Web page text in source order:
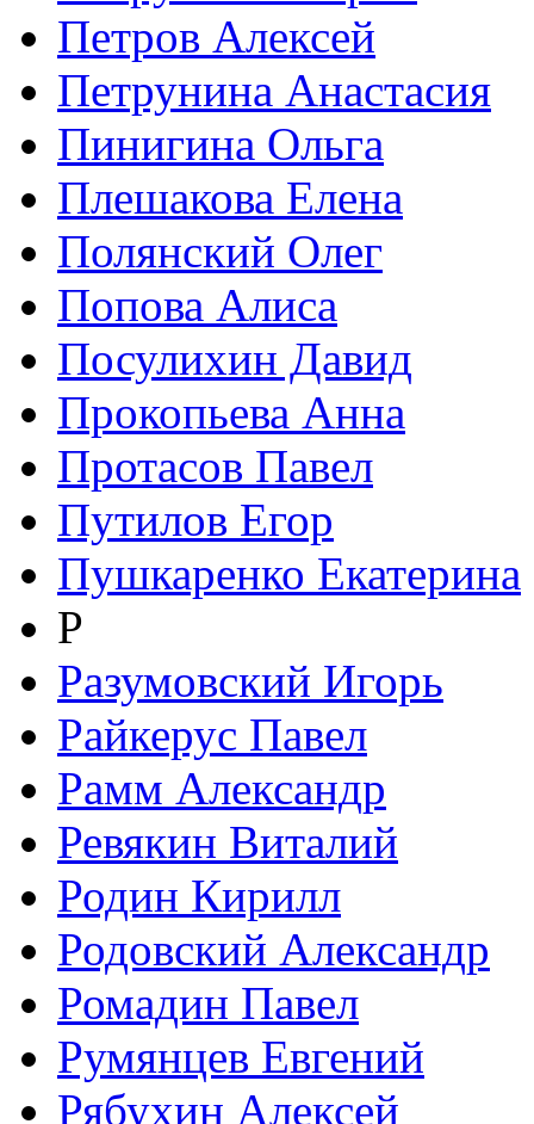
Петров Алексей
Петрунина Анастасия
Пинигина Ольга
Плешакова Елена
Полянский Олег
Попова Алиса
Посулихин Давид
Прокопьева Анна
Протасов Павел
Путилов Егор
Пушкаренко Екатерина
Р
Разумовский Игорь
Райкерус Павел
Рамм Александр
Ревякин Виталий
Родин Кирилл
Родовский Александр
Ромадин Павел
Румянцев Евгений
Рябухин Алексей